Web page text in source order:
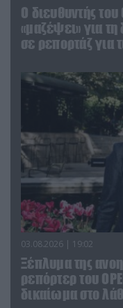
O διευθυντής
«μαζέψει» για
σε ρεπορτάζ για
03.08.2026 | 19:02
Ξέπλυμα της
ρεπόρτερ του
δικαίωμα στο